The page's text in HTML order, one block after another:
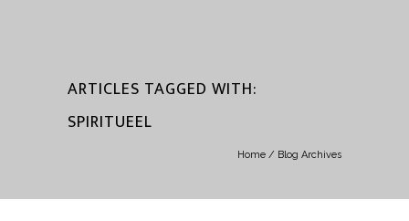
ARTICLES TAGGED WITH:
SPIRITUEEL
Home / Blog Archives